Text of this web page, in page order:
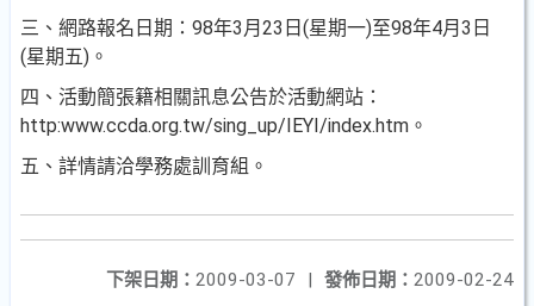
三、網路報名日期：98年3月23日(星期一)至98年4月3日
(星期五)。
四、活動簡張籍相關訊息公告於活動網站：
http:www.ccda.org.tw/sing_up/IEYI/index.htm。
五、詳情請洽學務處訓育組。
發佈日期： 2009-02-24
下架日期： 2009-03-07
|